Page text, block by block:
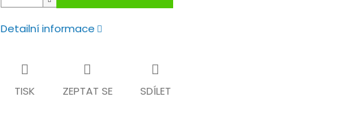
Detailní informace
TISK ZEPTAT SE SDÍLET